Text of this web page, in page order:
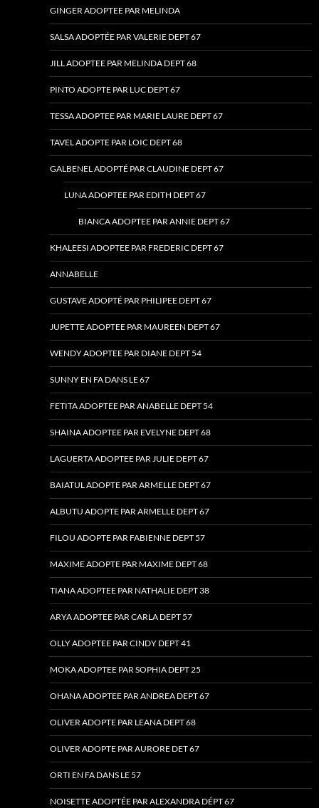
GINGER ADOPTEE PAR MELINDA
SALSA ADOPTÉE PAR VALERIE DEPT 67
JILL ADOPTEE PAR MELINDA DEPT 68
PINTO ADOPTE PAR LUC DEPT 67
TESSA ADOPTEE PAR MARIE LAURE DEPT 67
TAVEL ADOPTE PAR LOIC DEPT 68
GALBENEL ADOPTÉ PAR CLAUDINE DEPT 67
LUNA ADOPTEE PAR EDITH DEPT 67
BIANCA ADOPTEE PAR ANNIE DEPT 67
KHALEESI ADOPTEE PAR FREDERIC DEPT 67
ANNABELLE
GUSTAVE ADOPTÉ PAR PHILIPEE DEPT 67
JUPETTE ADOPTEE PAR MAUREEN DEPT 67
WENDY ADOPTEE PAR DIANE DEPT 54
SUNNY EN FA DANS LE 67
FETITA ADOPTEE PAR ANABELLE DEPT 54
SHAINA ADOPTEE PAR EVELYNE DEPT 68
LAGUERTA ADOPTEE PAR JULIE DEPT 67
BAIATUL ADOPTE PAR ARMELLE DEPT 67
ALBUTU ADOPTE PAR ARMELLE DEPT 67
FILOU ADOPTE PAR FABIENNE DEPT 57
MAXIME ADOPTE PAR MAXIME DEPT 68
TIANA ADOPTEE PAR NATHALIE DEPT 38
ARYA ADOPTEE PAR CARLA DEPT 57
OLLY ADOPTEE PAR CINDY DEPT 41
MOKA ADOPTEE PAR SOPHIA DEPT 25
OHANA ADOPTEE PAR ANDREA DEPT 67
OLIVER ADOPTE PAR LEANA DEPT 68
OLIVER ADOPTE PAR AURORE DET 67
ORTI EN FA DANS LE 57
NOISETTE ADOPTÉE PAR ALEXANDRA DÉPT 67